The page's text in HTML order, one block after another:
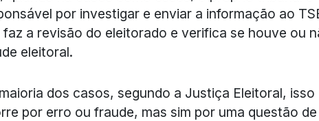
por investigar e enviar a informação ao
faz a revisão do eleitorado e verifica se houve ou
eleitoral.
dos casos, segundo a Justiça Eleitoral, isso
por erro ou fraude, mas sim por uma questão de